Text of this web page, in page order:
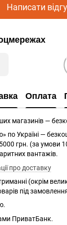
Написати
Оплата
магазинів —
по Україні —
грн. (за умови
вантажів.
про доставку
(окрім
під
ПриватБанк.